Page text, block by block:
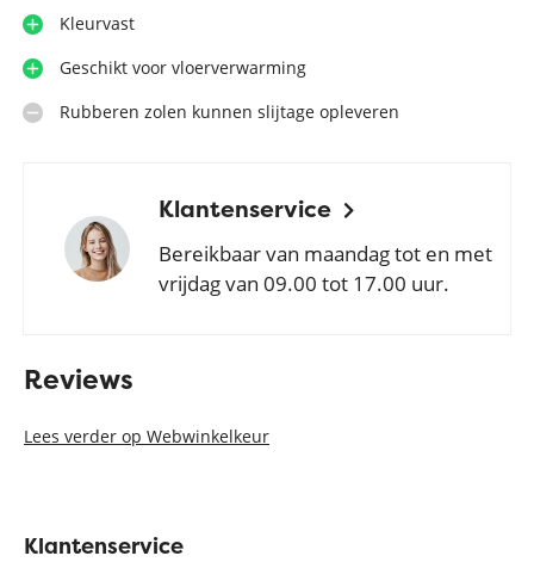
Kleurvast
Geschikt voor vloerverwarming
Rubberen zolen kunnen slijtage opleveren
Klantenservice
Bereikbaar van maandag tot en met
vrijdag van 09.00 tot 17.00 uur.
Reviews
Lees verder op Webwinkelkeur
Klantenservice